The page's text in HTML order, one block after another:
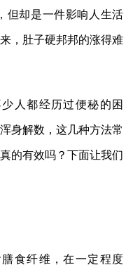
但却是一件影响人生活
，肚子硬邦邦的涨得难
人都经历过便秘的困
身解数，这几种方法常
的有效吗？下面让我们
食纤维，在一定程度